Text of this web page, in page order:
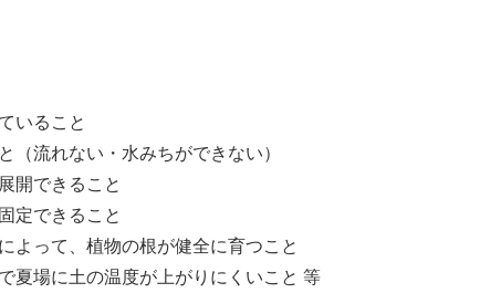
いること
（流れない・水みちができない）
開できること
定できること
よって、植物の根が健全に育つこと
夏場に土の温度が上がりにくいこと 等